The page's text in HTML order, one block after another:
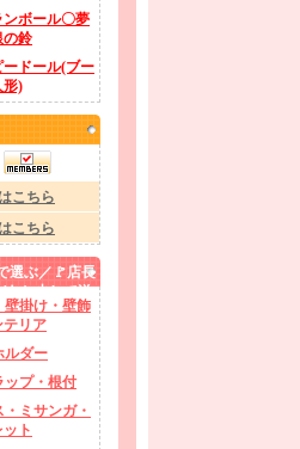
ンボール〇夢
の鈴
ードール(ブー
形)
こちら
こちら
選ぶ／🚩店長
あと少しで送
掛け・壁飾
テリア
ダー
プ・根付
ミサンガ・
ト